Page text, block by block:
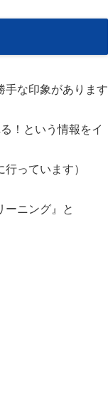
手な印象があります
！という情報をイ
っています）
ーニング』と